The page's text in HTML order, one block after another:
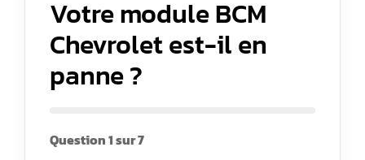
Votre module BCM
Chevrolet est-il en
panne ?
Question 1 sur 7